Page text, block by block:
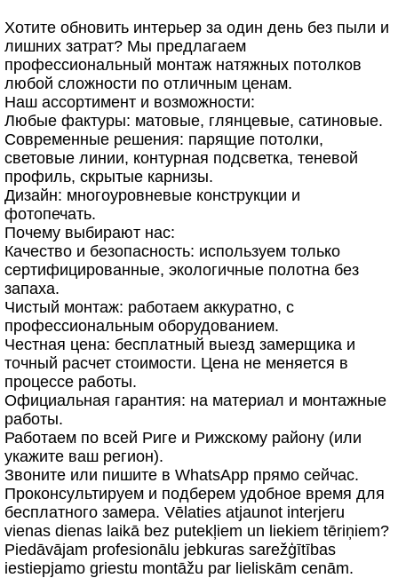
Хотите обновить интерьер за один день без пыли и
лишних затрат? Мы предлагаем
профессиональный монтаж натяжных потолков
любой сложности по отличным ценам.
Наш ассортимент и возможности:
Любые фактуры: матовые, глянцевые, сатиновые.
Современные решения: парящие потолки,
световые линии, контурная подсветка, теневой
профиль, скрытые карнизы.
Дизайн: многоуровневые конструкции и
фотопечать.
Почему выбирают нас:
Качество и безопасность: используем только
сертифицированные, экологичные полотна без
запаха.
Чистый монтаж: работаем аккуратно, с
профессиональным оборудованием.
Честная цена: бесплатный выезд замерщика и
точный расчет стоимости. Цена не меняется в
процессе работы.
Официальная гарантия: на материал и монтажные
работы.
Работаем по всей Риге и Рижскому району (или
укажите ваш регион).
Звоните или пишите в WhatsApp прямо сейчас.
Проконсультируем и подберем удобное время для
бесплатного замера. Vēlaties atjaunot interjeru
vienas dienas laikā bez putekļiem un liekiem tēriņiem?
Piedāvājam profesionālu jebkuras sarežģītības
iestiepjamo griestu montāžu par lieliskām cenām.